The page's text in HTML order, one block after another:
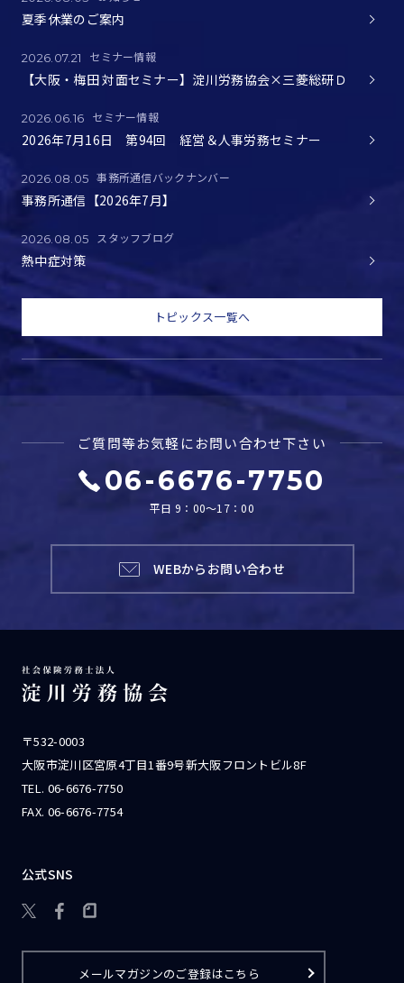
夏季休業のご案内
2026.07.21 セミナー情報
【大阪・梅田 対面セミナー】淀川労務協会×三菱総研Ｄ
2026.06.16 セミナー情報
2026年7月16日 第94回 経営＆人事労務セミナー
2026.08.05 事務所通信バックナンバー
事務所通信【2026年7月】
2026.08.05 スタッフブログ
熱中症対策
トピックス一覧へ
ご質問等お気軽にお問い合わせ下さい
06-6676-7750
平日 9：00～17：00
WEBからお問い合わせ
〒532-0003
大阪市淀川区宮原4丁目1番9号新大阪フロントビル8F
TEL. 06-6676-7750
FAX. 06-6676-7754
公式SNS

メールマガジンのご登録はこちら